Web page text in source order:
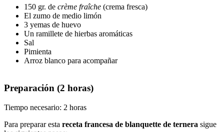
150 gr. de crème fraîche (crema fresca)
El zumo de medio limón
3 yemas de huevo
Un ramillete de hierbas aromáticas
Sal
Pimienta
Arroz blanco para acompañar
Preparación (2 horas)
Tiempo necesario: 2 horas
Para preparar esta receta francesa de blanquette de ternera sigue